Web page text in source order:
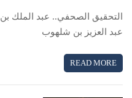
التحقيق الصحفي.. عبد الملك بن
عبد العزيز بن شلهوب
READ MORE